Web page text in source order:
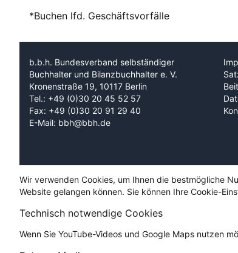
*Buchen lfd. Geschäftsvorfälle
b.b.h. Bundesverband selbständiger
Buchhalter und Bilanzbuchhalter e. V.
Kronenstraße 19, 10117 Berlin
Tel.: +49 (0)30 20 45 52 57
Fax: +49 (0)30 20 91 29 40
E-Mail: bbh@bbh.de
Wir verwenden Cookies, um Ihnen die bestmögliche
Website gelangen können. Sie können Ihre Cookie-
Technisch notwendige Cookies
Wenn Sie YouTube-Videos und Google Maps nutzen